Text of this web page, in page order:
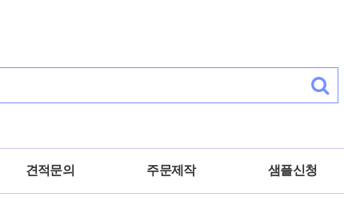
견적문의 주문제작 샘플신청